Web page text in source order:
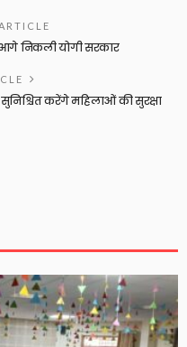
निकली योगी सरकार
करेंगे महिलाओं की सुरक्षा